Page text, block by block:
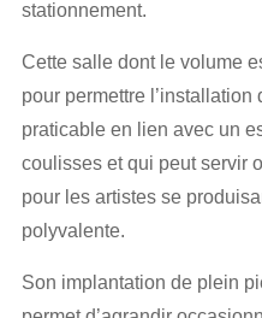
stationnement.
Cette salle dont le volume
pour permettre l’installation
praticable en lien avec un
coulisses et qui peut servir
pour les artistes se
polyvalente.
Son implantation de plein